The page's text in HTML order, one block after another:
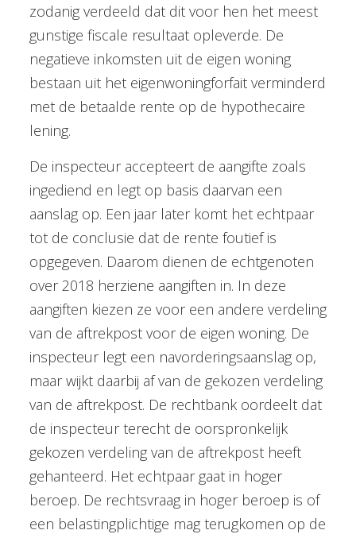
zodanig verdeeld dat dit voor hen het meest
gunstige fiscale resultaat opleverde. De
negatieve inkomsten uit de eigen woning
bestaan uit het eigenwoningforfait verminderd
met de betaalde rente op de hypothecaire
lening.
De inspecteur accepteert de aangifte zoals
ingediend en legt op basis daarvan een
aanslag op. Een jaar later komt het echtpaar
tot de conclusie dat de rente foutief is
opgegeven. Daarom dienen de echtgenoten
over 2018 herziene aangiften in. In deze
aangiften kiezen ze voor een andere verdeling
van de aftrekpost voor de eigen woning. De
inspecteur legt een navorderingsaanslag op,
maar wijkt daarbij af van de gekozen verdeling
van de aftrekpost. De rechtbank oordeelt dat
de inspecteur terecht de oorspronkelijk
gekozen verdeling van de aftrekpost heeft
gehanteerd. Het echtpaar gaat in hoger
beroep. De rechtsvraag in hoger beroep is of
een belastingplichtige mag terugkomen op de